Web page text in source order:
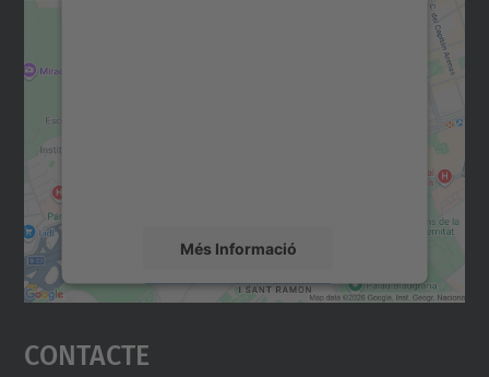
Més Informació
Accepta
powered by
Contacte